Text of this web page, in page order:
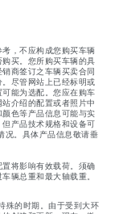
，不应构成您购买车辆
买。您所购买车辆的具
商签订之车辆买卖合同
尽管网站上已经标明或
能为选配。您应在购车
介绍的配置或者照片中
色等产品信息可能与实
产品技术规格和设备可
况。具体产品信息敬请垂
将影响有效载荷。须确
辆总重和最大轴载重。
殊的时期。由于受到大环